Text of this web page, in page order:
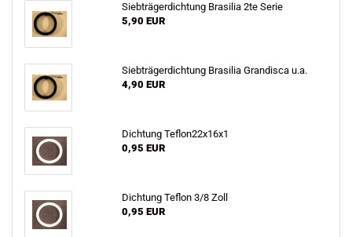
Siebträgerdichtung Brasilia 2te Serie
5,90 EUR
Siebträgerdichtung Brasilia Grandisca u.a.
4,90 EUR
Dichtung Teflon22x16x1
0,95 EUR
Dichtung Teflon 3/8 Zoll
0,95 EUR